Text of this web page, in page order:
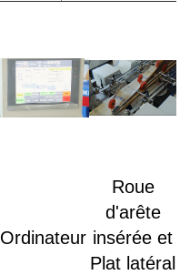
Ordinateur
Roue
d'arête
insérée et
Plat latéral